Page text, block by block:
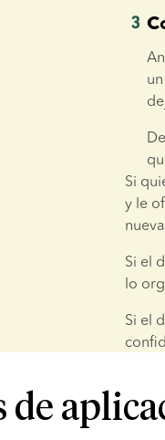
Si
y le
Si el
lo
Si el
de